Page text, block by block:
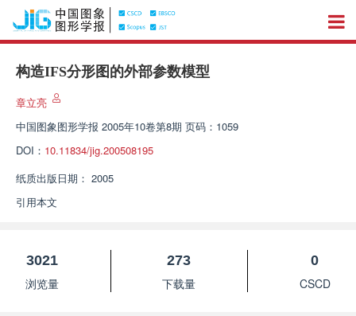
构造IFS分形图的外部参数模型
章立亮
中国图象图形学报 2005年10卷第8期 页码：1059
DOI： 10.11834/jig.200508195
纸质出版日期： 2005
引用本文
3021
浏览量
273
下载量
0
CSCD